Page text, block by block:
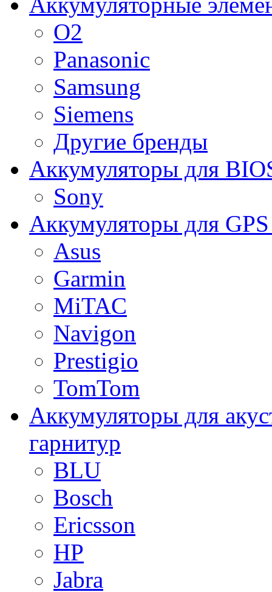
O2
Panasonic
Samsung
Siemens
Другие бренды
Аккумуляторы для
Sony
Аккумуляторы для GPS
Asus
Garmin
MiTAC
Navigon
Prestigio
TomTom
Аккумуляторы для
гарнитур
BLU
Bosch
Ericsson
HP
Jabra